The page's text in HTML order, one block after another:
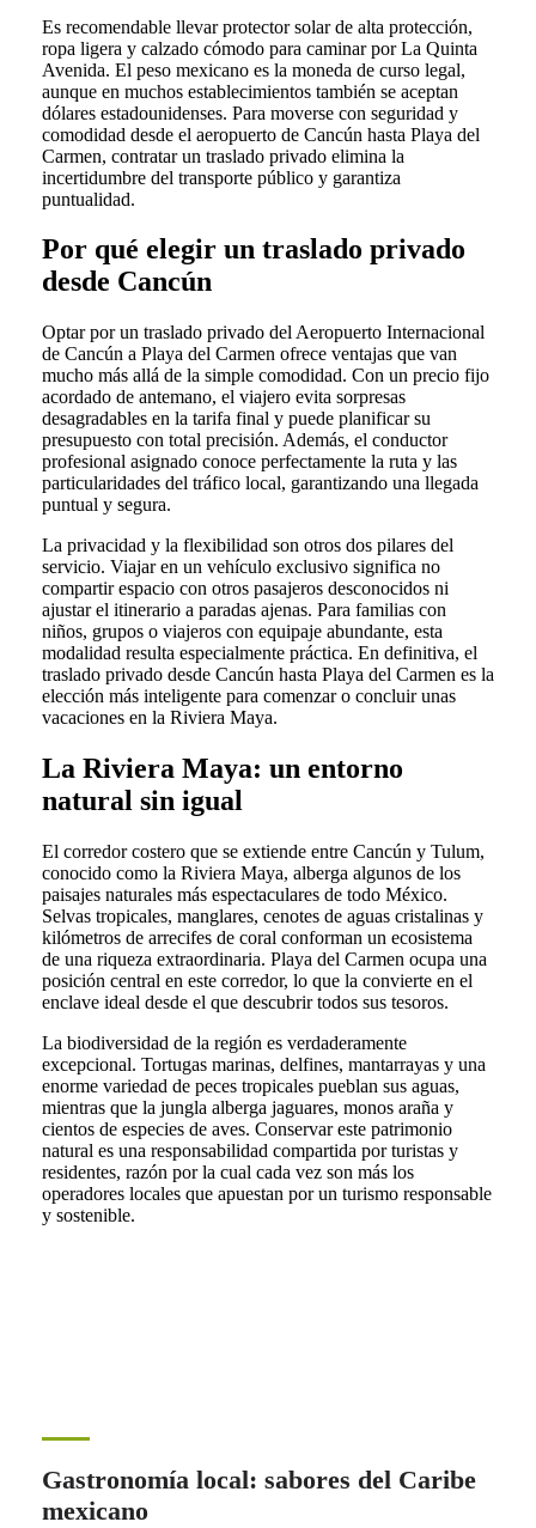
Es recomendable llevar protector solar de alta protección,
ropa ligera y calzado cómodo para caminar por La Quinta
Avenida. El peso mexicano es la moneda de curso legal,
aunque en muchos establecimientos también se aceptan
dólares estadounidenses. Para moverse con seguridad y
comodidad desde el aeropuerto de Cancún hasta Playa del
Carmen, contratar un traslado privado elimina la
incertidumbre del transporte público y garantiza
puntualidad.
Por qué elegir un traslado privado
desde Cancún
Optar por un traslado privado del Aeropuerto Internacional
de Cancún a Playa del Carmen ofrece ventajas que van
mucho más allá de la simple comodidad. Con un precio fijo
acordado de antemano, el viajero evita sorpresas
desagradables en la tarifa final y puede planificar su
presupuesto con total precisión. Además, el conductor
profesional asignado conoce perfectamente la ruta y las
particularidades del tráfico local, garantizando una llegada
puntual y segura.
La privacidad y la flexibilidad son otros dos pilares del
servicio. Viajar en un vehículo exclusivo significa no
compartir espacio con otros pasajeros desconocidos ni
ajustar el itinerario a paradas ajenas. Para familias con
niños, grupos o viajeros con equipaje abundante, esta
modalidad resulta especialmente práctica. En definitiva, el
traslado privado desde Cancún hasta Playa del Carmen es la
elección más inteligente para comenzar o concluir unas
vacaciones en la Riviera Maya.
La Riviera Maya: un entorno
natural sin igual
El corredor costero que se extiende entre Cancún y Tulum,
conocido como la Riviera Maya, alberga algunos de los
paisajes naturales más espectaculares de todo México.
Selvas tropicales, manglares, cenotes de aguas cristalinas y
kilómetros de arrecifes de coral conforman un ecosistema
de una riqueza extraordinaria. Playa del Carmen ocupa una
posición central en este corredor, lo que la convierte en el
enclave ideal desde el que descubrir todos sus tesoros.
La biodiversidad de la región es verdaderamente
excepcional. Tortugas marinas, delfines, mantarrayas y una
enorme variedad de peces tropicales pueblan sus aguas,
mientras que la jungla alberga jaguares, monos araña y
cientos de especies de aves. Conservar este patrimonio
natural es una responsabilidad compartida por turistas y
residentes, razón por la cual cada vez son más los
operadores locales que apuestan por un turismo responsable
y sostenible.
Gastronomía local: sabores del Caribe
mexicano